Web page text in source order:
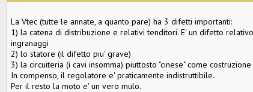
La Vtec (tutte le annate, a quanto pare) ha 3 difetti importanti:
1) la catena di distribuzione e relativi tenditori. E' un difetto
ingranaggi
2) lo statore (il difetto piu' grave)
3) la circuiteria (i cavi insomma) piuttosto "cinese" come
In compenso, il regolatore e' praticamente indistruttibile.
Per il resto la moto e' un vero mulo.